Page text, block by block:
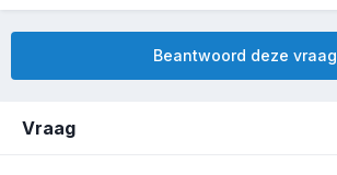
Beantwoord deze vraag
Vraag